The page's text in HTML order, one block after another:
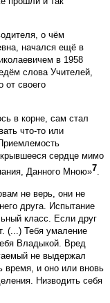
о чём
начался ещё в
в 1958
слова Учителей,
от своего
в корне, сам стал
что-то или
сердце мимо
Данного Мною»7.
не верь, они не
друга. Испытание
класс. Если друг
(...) Тебя умаление
Владыкой. Вред
не выдержал
время, и оно или вновь
Низводить себя